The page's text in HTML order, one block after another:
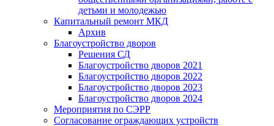
детьми и молодежью
Капитальный ремонт МКД
Архив
Благоустройство дворов
Решения СД
Благоустройство дворов 2021
Благоустройство дворов 2022
Благоустройство дворов 2023
Благоустройство дворов 2024
Мероприятия по СЭРР
Согласование ограждающих устройств